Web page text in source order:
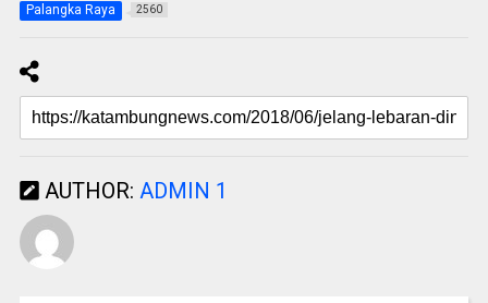
Palangka Raya 2560
AUTHOR: ADMIN 1